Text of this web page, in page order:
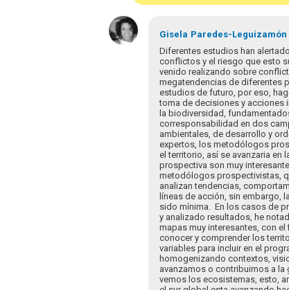
virtual…
por
csandoval
Gisela Paredes-Leguizamón
Diferentes estudios han
conflictos y el riesgo que esto
venido realizando sobre
megatendencias de diferentes
estudios de futuro, por eso,
toma de decisiones y acciones
la biodiversidad,
corresponsabilidad en dos
ambientales, de desarrollo y
expertos, los metodólogos
el territorio, así se avanzaria en
prospectiva son muy
metodólogos prospectivistas,
analizan tendencias,
líneas de acción, sin embargo,
sido mínima. En los casos de
y analizado resultados, he
mapas muy interesantes, con
conocer y comprender los
variables para incluir en el
homogenizando contextos,
avanzamos o contribuimos a
vemos los ecosistemas, esto,